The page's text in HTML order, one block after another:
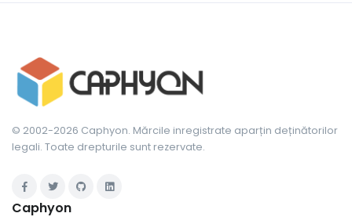
© 2002-2026 Caphyon. Mărcile inregistrate aparțin deținătorilor
legali. Toate drepturile sunt rezervate.
Caphyon